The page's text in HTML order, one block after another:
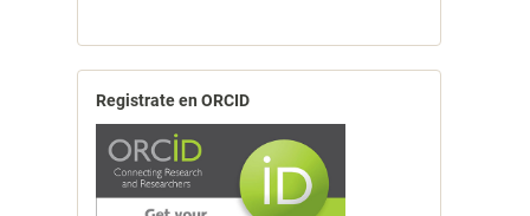
Registrate en ORCID